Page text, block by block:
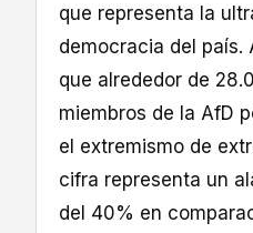
que representa la
democracia del país.
que alrededor de
miembros de la AfD
el extremismo de
cifra representa un
del 40% en